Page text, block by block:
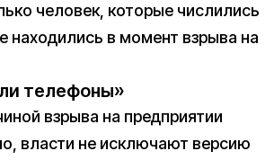
человек, которые числились
находились в момент взрыва на
телефоны»
взрыва на предприятии
власти не исключают версию